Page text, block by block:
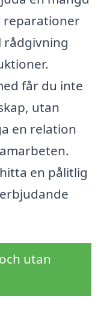
reparationer
rådgivning
får du inte
utan
en relation
en pålitlig
utan